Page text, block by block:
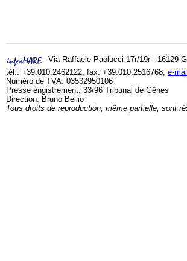
- Via Raffaele Paolucci 17r/19r - 16129
tél.: +39.010.2462122, fax: +39.010.2516768, e-mail
Numéro de TVA: 03532950106
Presse engistrement: 33/96 Tribunal de Gênes
Direction: Bruno Bellio
Tous droits de reproduction, même partielle, sont